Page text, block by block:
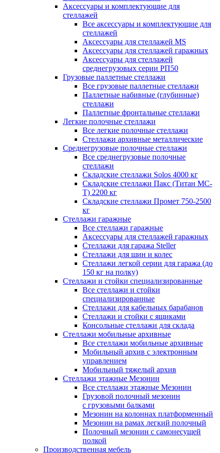
Аксессуары и комплектующие для
стеллажей
Все аксессуары и комплектующие для
стеллажей
Аксессуары для стеллажей MS
Аксессуары для стеллажей гаражных
Аксессуары для стеллажей
среднегрузовых серии РП50
Грузовые паллетные стеллажи
Все грузовые паллетные стеллажи
Паллетные набивные (глубинные)
стеллажи
Паллетные фронтальные стеллажи
Легкие полочные стеллажи
Все легкие полочные стеллажи
Стеллажи архивные металлические
Среднегрузовые полочные стеллажи
Все среднегрузовые полочные
стеллажи
Складские стеллажи Solos 4000 кг
Складские стеллажи Пакс (Титан МС-
Т) 2200 кг
Складские стеллажи Промет 750-2500
кг
Стеллажи гаражные
Все стеллажи гаражные
Аксессуары для стеллажей гаражных
Стеллажи для гаража Steller
Стеллажи для шин и колес
Стеллажи легкой серии для гаража (до
150 кг на полку)
Стеллажи и стойки специализированные
Все стеллажи и стойки
специализированные
Стеллажи для кабельных барабанов
Стеллажи и стойки с ящиками
Консольные стеллажи для склада
Стеллажи мобильные архивные
Все стеллажи мобильные архивные
Мобильный архив с электронным
управлением
Мобильный тяжелый архив
Стеллажи этажные Мезонин
Все стеллажи этажные Мезонин
Грузовой полочный мезонин
с грузовыми балками
Мезонин на колоннах платформенный
Мезонин на рамах легкий полочный
Полочный мезонин с самонесущей
полкой
Производственная мебель